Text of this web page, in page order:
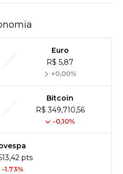
Euro
R$ 5,87
+0,00%
Bitcoin
R$ 349,710,56
-0,10%
pts
-1.73%